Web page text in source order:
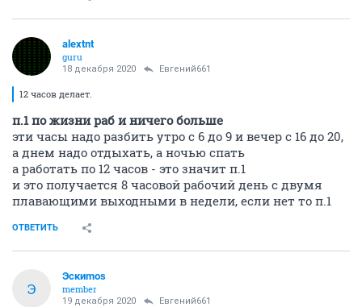
alextnt
guru
18 декабря 2020 Евгений661
12 часов делает.
п.1 по жизни раб и ничего больше
эти часы надо разбить утро с 6 до 9 и вечер с 16 до 20,
а днем надо отдыхать, а ночью спать
а работать по 12 часов - это значит п.1
и это получается 8 часовой рабочий день с двумя
плавающими выходными в недели, если нет то п.1
ОТВЕТИТЬ
Э
Эскиmos
member
19 декабря 2020 Евгений661